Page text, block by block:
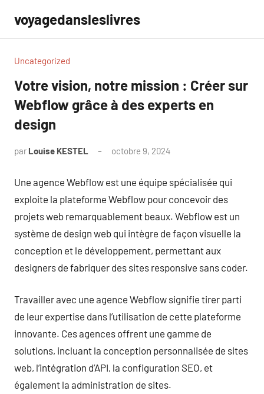
contenu
voyagedansleslivres
Uncategorized
Votre vision, notre mission : Créer sur
Webflow grâce à des experts en
design
par Louise KESTEL octobre 9, 2024
Une agence Webflow est une équipe spécialisée qui
exploite la plateforme Webflow pour concevoir des
projets web remarquablement beaux. Webflow est un
système de design web qui intègre de façon visuelle la
conception et le développement, permettant aux
designers de fabriquer des sites responsive sans coder.
Travailler avec une agence Webflow signifie tirer parti
de leur expertise dans l’utilisation de cette plateforme
innovante. Ces agences offrent une gamme de
solutions, incluant la conception personnalisée de sites
web, l’intégration d’API, la configuration SEO, et
également la administration de sites.